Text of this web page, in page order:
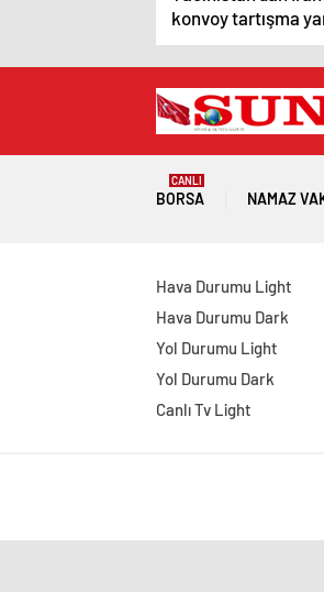
konvoy tartışma
İnsani yardım mı,
sevkiyatı mı?
BORSA
CANLI
NAMAZ
Hava Durumu Light
Hava Durumu Dark
Yol Durumu Light
Yol Durumu Dark
Canlı Tv Light